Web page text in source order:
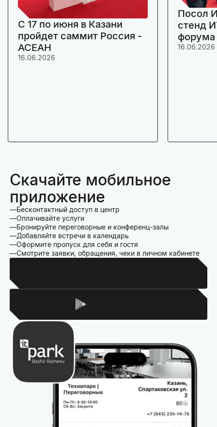
C 17 по июня в Казани
пройдет саммит Россия -
АСЕАН
16.06.2026
Посол
стенд
16.06.2026
Скачайте мобильное
приложение
Бесконтактный доступ в центр
Оплачивайте услуги
Бронируйте переговорные и конференц-залы
Добавляйте встречи в календарь
Оформите пропуск для себя и гостя
Смотрите заявки, обращения, чеки в личном кабинете